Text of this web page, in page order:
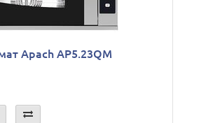
Apach AP5.23QM